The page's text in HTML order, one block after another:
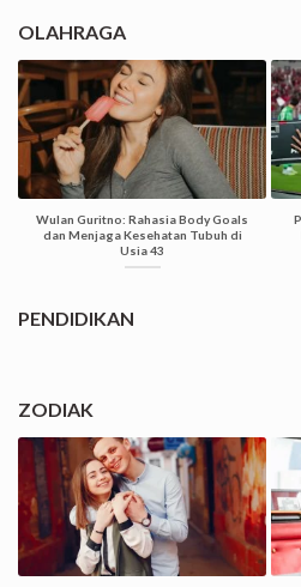
OLAHRAGA
Wulan Guritno: Rahasia Body Goals
dan Menjaga Kesehatan Tubuh di
Usia 43
PENDIDIKAN
ZODIAK